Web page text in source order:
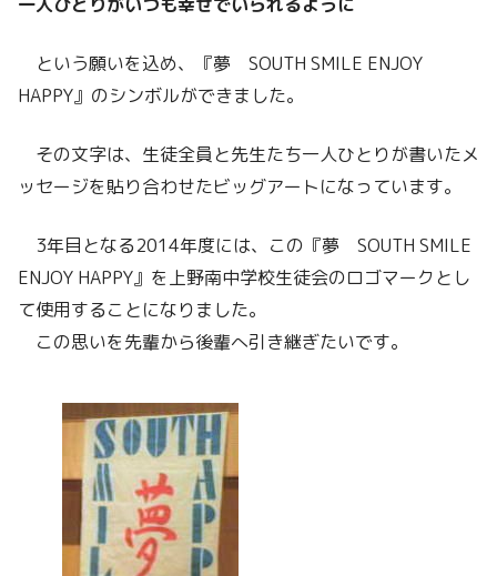
という願いを込め、『夢 SOUTH SMILE ENJOY
HAPPY』のシンボルができました。
その文字は、生徒全員と先生たち一人ひとりが書いたメ
ッセージを貼り合わせたビッグアートになっています。
3年目となる2014年度には、この『夢 SOUTH SMILE
ENJOY HAPPY』を上野南中学校生徒会のロゴマークとし
て使用することになりました。
この思いを先輩から後輩へ引き継ぎたいです。